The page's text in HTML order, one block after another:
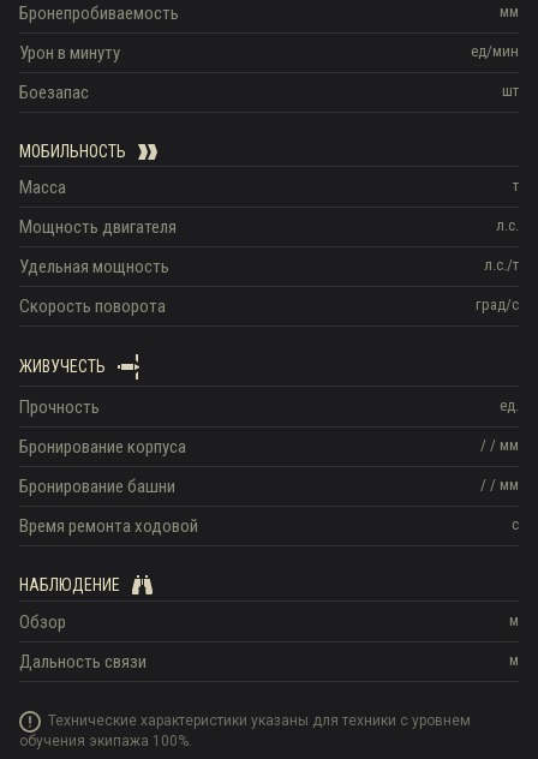
мм
Бронепробиваемость
ед/мин
Урон в минуту
шт
Боезапас
МОБИЛЬНОСТЬ
т
Масса
л.с.
Мощность двигателя
л.с./т
Удельная мощность
град/с
Скорость поворота
ЖИВУЧЕСТЬ
ед.
Прочность
/ / мм
Бронирование корпуса
/ / мм
Бронирование башни
с
Время ремонта ходовой
НАБЛЮДЕНИЕ
м
Обзор
м
Дальность связи
Технические характеристики указаны для техники с уровнем
обучения экипажа 100%.